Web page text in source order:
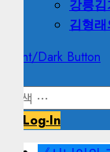
강릉
김형
Light/Dark Button
Log-In